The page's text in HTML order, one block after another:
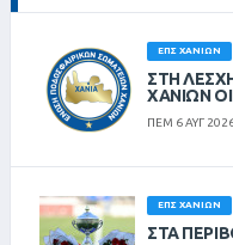
ΕΠΣ ΧΑΝΊΩΝ
ΣΤΗ
ΧΑΝΊΩΝ
ΠΕΜ 6 ΑΥΓ
ΕΠΣ ΧΑΝΊΩΝ
ΣΤΑ